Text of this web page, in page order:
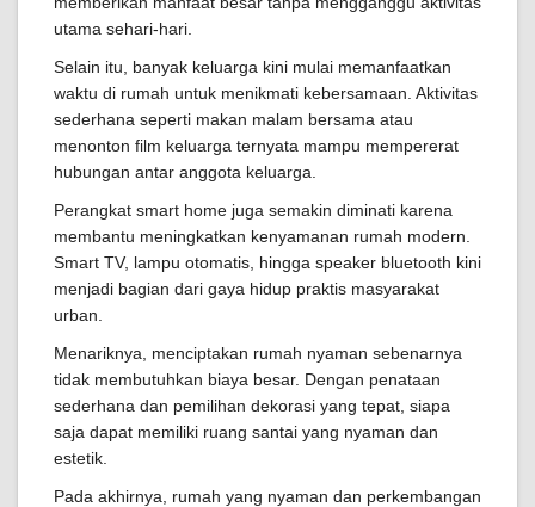
utama sehari-hari.
Selain itu, banyak keluarga kini mulai memanfaatkan
waktu di rumah untuk menikmati kebersamaan. Aktivitas
sederhana seperti makan malam bersama atau
menonton film keluarga ternyata mampu mempererat
hubungan antar anggota keluarga.
Perangkat smart home juga semakin diminati karena
membantu meningkatkan kenyamanan rumah modern.
Smart TV, lampu otomatis, hingga speaker bluetooth kini
menjadi bagian dari gaya hidup praktis masyarakat
urban.
Menariknya, menciptakan rumah nyaman sebenarnya
tidak membutuhkan biaya besar. Dengan penataan
sederhana dan pemilihan dekorasi yang tepat, siapa
saja dapat memiliki ruang santai yang nyaman dan
estetik.
Pada akhirnya, rumah yang nyaman dan perkembangan